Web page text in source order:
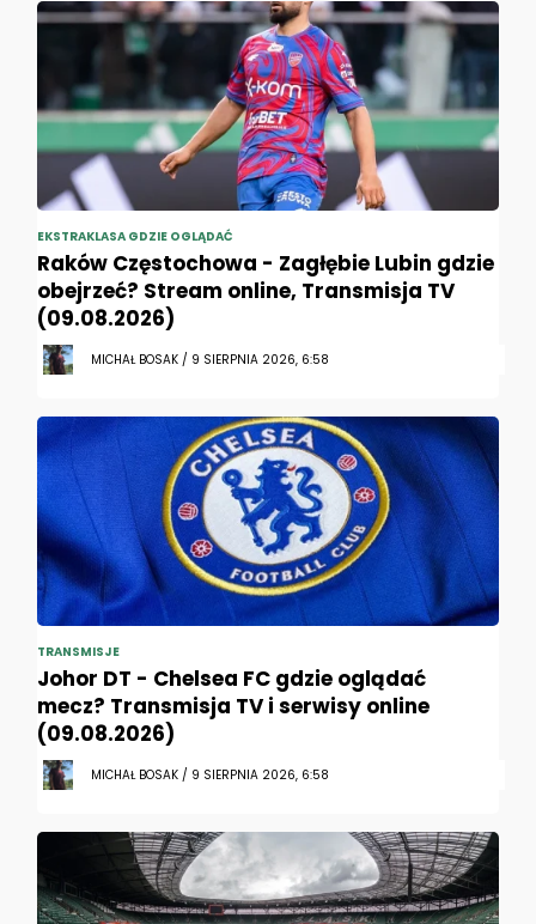
EKSTRAKLASA GDZIE OGLĄDAĆ
Raków Częstochowa - Zagłębie Lubin gdzie
obejrzeć? Stream online, Transmisja TV
(09.08.2026)
MICHAŁ BOSAK / 9 SIERPNIA 2026, 6:58
TRANSMISJE
Johor DT - Chelsea FC gdzie oglądać
mecz? Transmisja TV i serwisy online
(09.08.2026)
MICHAŁ BOSAK / 9 SIERPNIA 2026, 6:58